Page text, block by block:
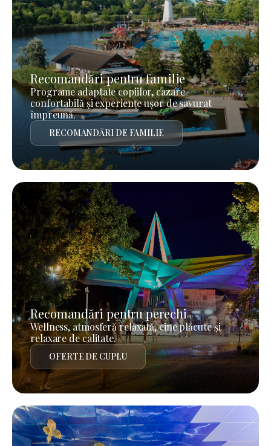
Recomandări pentru familie
Programe adaptate copiilor, cazare
confortabilă și experiențe ușor de savurat
împreună.
RECOMANDĂRI DE FAMILIE
Recomandări pentru perechi
Wellness, atmosferă relaxată, cine plăcute și
relaxare de calitate.
OFERTE DE CUPLU